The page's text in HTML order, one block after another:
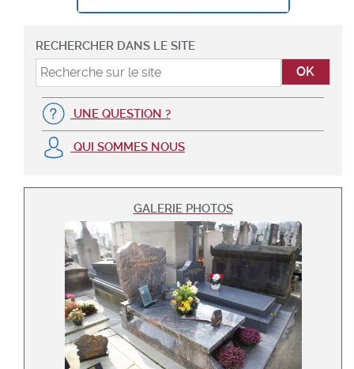
RECHERCHER DANS LE SITE
UNE QUESTION ?
QUI SOMMES NOUS
GALERIE PHOTOS